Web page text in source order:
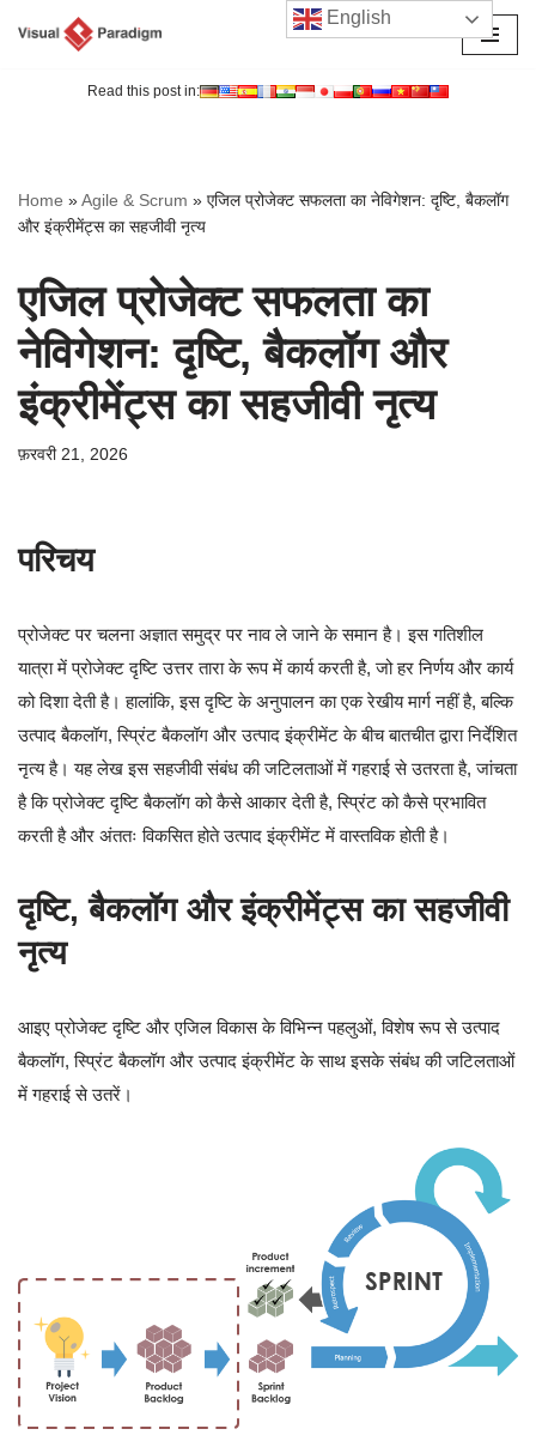
Read this post in:
Home »Agile & Scrum » एजिल प्रोजेक्ट सफलता का नेविगेशन: दृष्टि, बैकलॉग
और इंक्रीमेंट्स का सहजीवी नृत्य
एजिल प्रोजेक्ट सफलता का
नेविगेशन: दृष्टि, बैकलॉग और
इंक्रीमेंट्स का सहजीवी नृत्य
फ़रवरी 21, 2026
परिचय
प्रोजेक्ट पर चलना अज्ञात समुद्र पर नाव ले जाने के समान है। इस गतिशील
यात्रा में प्रोजेक्ट दृष्टि उत्तर तारा के रूप में कार्य करती है, जो हर निर्णय और कार्य
को दिशा देती है। हालांकि, इस दृष्टि के अनुपालन का एक रेखीय मार्ग नहीं है, बल्कि
उत्पाद बैकलॉग, स्प्रिंट बैकलॉग और उत्पाद इंक्रीमेंट के बीच बातचीत द्वारा निर्देशित
नृत्य है। यह लेख इस सहजीवी संबंध की जटिलताओं में गहराई से उतरता है, जांचता
है कि प्रोजेक्ट दृष्टि बैकलॉग को कैसे आकार देती है, स्प्रिंट को कैसे प्रभावित
करती है और अंततः विकसित होते उत्पाद इंक्रीमेंट में वास्तविक होती है।
दृष्टि, बैकलॉग और इंक्रीमेंट्स का सहजीवी
नृत्य
आइए प्रोजेक्ट दृष्टि और एजिल विकास के विभिन्न पहलुओं, विशेष रूप से उत्पाद
बैकलॉग, स्प्रिंट बैकलॉग और उत्पाद इंक्रीमेंट के साथ इसके संबंध की जटिलताओं
में गहराई से उतरें।
English